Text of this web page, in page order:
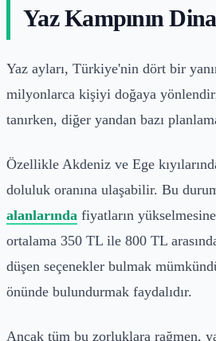
Yaz Kampının
Yaz ayları, Türkiye'nin dört bir
milyonlarca kişiyi doğaya
tanırken, diğer yandan bazı
Özellikle Akdeniz ve Ege
doluluk oranına ulaşabilir. Bu
alanlarında fiyatların
ortalama 350 TL ile 800 TL
düşen seçenekler bulmak
önünde bulundurmak faydalıdır.
Ancak tüm bu zorluklara rağmen,